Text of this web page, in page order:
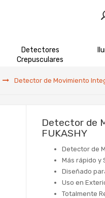
Detectores
Crepusculares
Detector de Movimiento
Detector de
FUKASHY
Detector de
Más rápido y
Diseñado
Uso en
Totalmente